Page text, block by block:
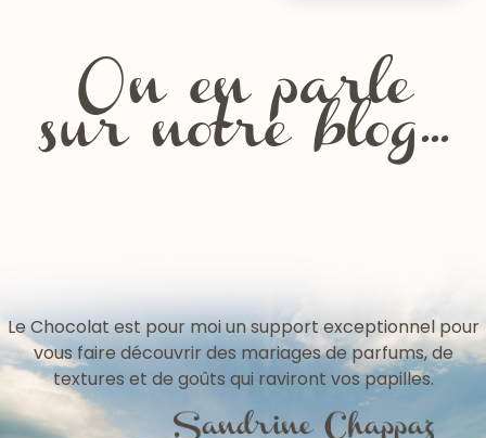
On en parle
sur notre blog...
Les fêtes de la Chartreuse
Le Chocolat est pour moi un support exceptionnel pour
vous faire découvrir des mariages de parfums, de
textures et de goûts qui raviront vos papilles.